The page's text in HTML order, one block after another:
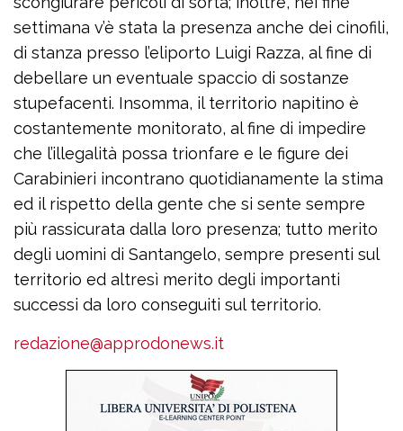
settimana v’è stata la presenza anche dei cinofili,
di stanza presso l’eliporto Luigi Razza, al fine di
debellare un eventuale spaccio di sostanze
stupefacenti. Insomma, il territorio napitino è
costantemente monitorato, al fine di impedire
che l’illegalità possa trionfare e le figure dei
Carabinieri incontrano quotidianamente la stima
ed il rispetto della gente che si sente sempre
più rassicurata dalla loro presenza; tutto merito
degli uomini di Santangelo, sempre presenti sul
territorio ed altresì merito degli importanti
successi da loro conseguiti sul territorio.
redazione@approdonews.it